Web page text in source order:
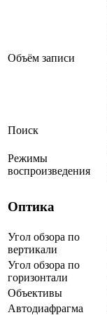
Объём записи
Поиск
Режимы
воспроизведения
Оптика
Угол обзора по
вертикали
Угол обзора по
горизонтали
Объективы
Автодиафрагма